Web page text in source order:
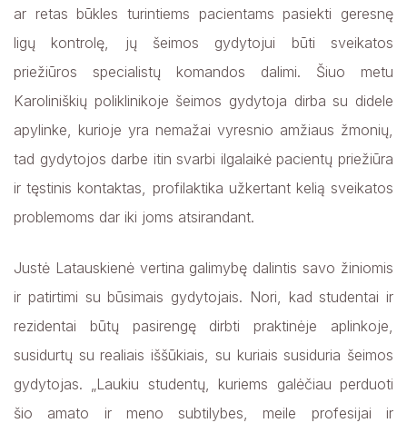
Inga Umbrasaitė Gydytoja oftalmologė
Jonas Jurėnas Gydytojas otorinolaringologas
Irmantas Urbelis Gydytojas neurologas
Vilija Žeimytė Gydytoja chirurgė
Rasa Grybauskaitė Gydytoja akušerė ginekologė
ar retas būkles turintiems pacientams pasiekti geresnę
ligų kontrolę, jų šeimos gydytojui būti sveikatos
priežiūros specialistų komandos dalimi. Šiuo metu
Karoliniškių poliklinikoje šeimos gydytoja dirba su didele
apylinke, kurioje yra nemažai vyresnio amžiaus žmonių,
tad gydytojos darbe itin svarbi ilgalaikė pacientų priežiūra
ir tęstinis kontaktas, profilaktika užkertant kelią sveikatos
problemoms dar iki joms atsirandant.
Justė Latauskienė vertina galimybę dalintis savo žiniomis
ir patirtimi su būsimais gydytojais. Nori, kad studentai ir
rezidentai būtų pasirengę dirbti praktinėje aplinkoje,
susidurtų su realiais iššūkiais, su kuriais susiduria šeimos
gydytojas. „Laukiu studentų, kuriems galėčiau perduoti
šio amato ir meno subtilybes, meile profesijai ir